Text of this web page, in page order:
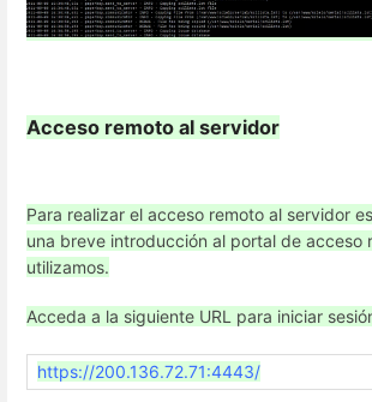
Acceso remoto al servidor
Para realizar el acceso remoto al servidor
una breve introducción al portal de acceso
utilizamos.
Acceda a la siguiente URL para iniciar
https://200.136.72.71:4443/